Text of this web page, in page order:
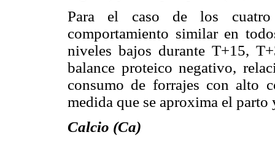
Para el caso de los cuatro
comportamiento similar en
niveles bajos durante T+15,
balance proteico negativo,
consumo de forrajes con alto
medida que se aproxima el
Calcio (Ca)